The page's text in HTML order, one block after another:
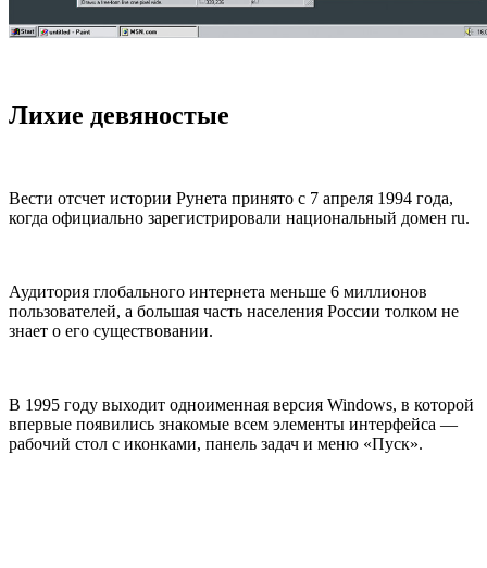
Лихие девяностые
Вести отсчет истории Рунета принято с 7 апреля 1994 года,
когда официально зарегистрировали национальный домен ru.
Аудитория глобального интернета меньше 6 миллионов
пользователей, а большая часть населения России толком не
знает о его существовании.
В 1995 году выходит одноименная версия Windows, в которой
впервые появились знакомые всем элементы интерфейса —
рабочий стол с иконками, панель задач и меню «Пуск».